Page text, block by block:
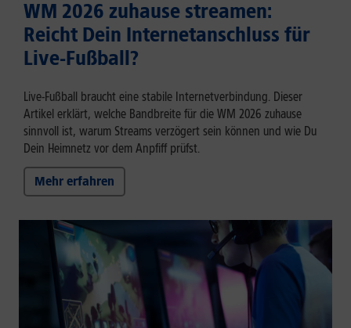
WM 2026 zuhause streamen:
Reicht Dein Internetanschluss für
Live-Fußball?
Live-Fußball braucht eine stabile Internetverbindung. Dieser
Artikel erklärt, welche Bandbreite für die WM 2026 zuhause
sinnvoll ist, warum Streams verzögert sein können und wie Du
Dein Heimnetz vor dem Anpfiff prüfst.
Mehr erfahren